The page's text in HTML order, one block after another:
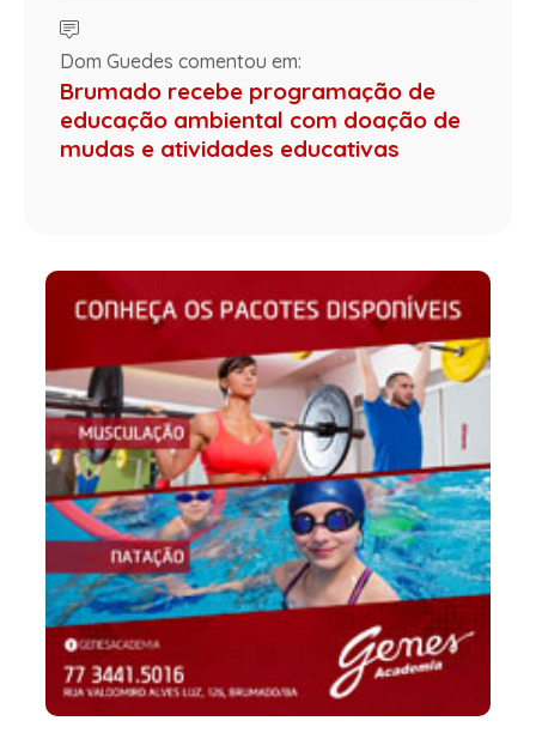
Dom Guedes comentou em:
Brumado recebe programação de
educação ambiental com doação de
mudas e atividades educativas